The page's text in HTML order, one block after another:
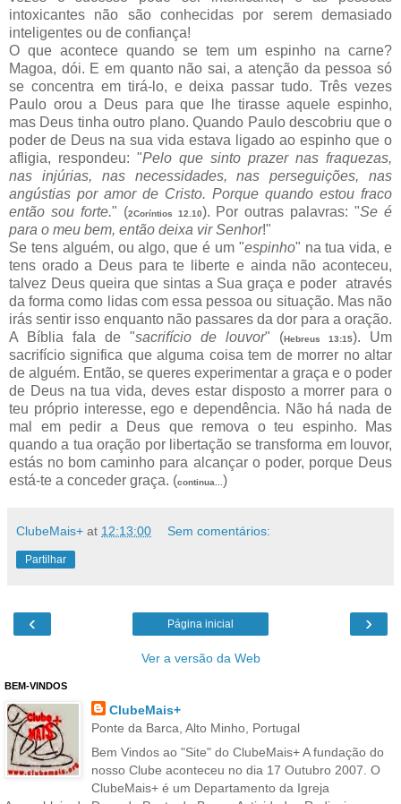
intoxicantes não são conhecidas por serem demasiado
inteligentes ou de confiança!
O que acontece quando se tem um espinho na carne?
Magoa, dói. E em quanto não sai, a atenção da pessoa só
se concentra em tirá-lo, e deixa passar tudo. Três vezes
Paulo orou a Deus para que lhe tirasse aquele espinho,
mas Deus tinha outro plano. Quando Paulo descobriu que o
poder de Deus na sua vida estava ligado ao espinho que o
afligia, respondeu: "Pelo que sinto prazer nas fraquezas,
nas injúrias, nas necessidades, nas perseguições, nas
angústias por amor de Cristo. Porque quando estou fraco
então sou forte." (2Coríntios 12.10). Por outras palavras: "Se é
para o meu bem, então deixa vir Senhor!"
Se tens alguém, ou algo, que é um "espinho" na tua vida, e
tens orado a Deus para te liberte e ainda não aconteceu,
talvez Deus queira que sintas a Sua graça e poder através
da forma como lidas com essa pessoa ou situação. Mas não
irás sentir isso enquanto não passares da dor para a oração.
A Bíblia fala de "sacrifício de louvor" (Hebreus 13:15). Um
sacrifício significa que alguma coisa tem de morrer no altar
de alguém. Então, se queres experimentar a graça e o poder
de Deus na tua vida, deves estar disposto a morrer para o
teu próprio interesse, ego e dependência. Não há nada de
mal em pedir a Deus que remova o teu espinho. Mas
quando a tua oração por libertação se transforma em louvor,
estás no bom caminho para alcançar o poder, porque Deus
está-te a conceder graça. (continua...)
ClubeMais+ at 12:13:00 Sem comentários:
Partilhar
‹ ›
Página inicial
Ver a versão da Web
BEM-VINDOS
ClubeMais+
Ponte da Barca, Alto Minho, Portugal
Bem Vindos ao "Site" do ClubeMais+ A fundação do
nosso Clube aconteceu no dia 17 Outubro 2007. O
ClubeMais+ é um Departamento da Igreja